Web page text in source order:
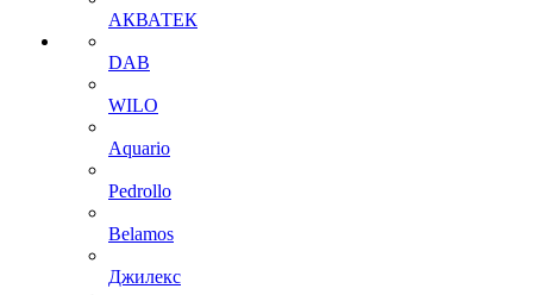
АКВАТЕК
DAB
WILO
Aquario
Pedrollo
Belamos
Джилекс